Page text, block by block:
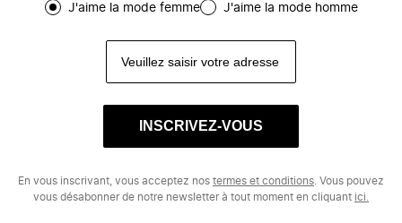
J'aime la mode femme J'aime la mode homme
INSCRIVEZ-VOUS
En vous inscrivant, vous acceptez nos termes et conditions . Vous pouvez
vous désabonner de notre newsletter à tout moment en cliquant ici.